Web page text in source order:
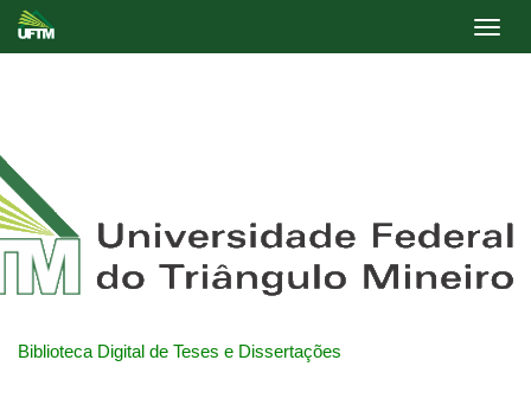
Biblioteca Digital de Teses e Dissertações